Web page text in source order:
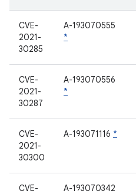
CVE-
2021-
30285
A-193070555
*
CVE-
2021-
30287
A-193070556
*
CVE-
2021-
30300
A-193071116 *
CVE-
A-193070342